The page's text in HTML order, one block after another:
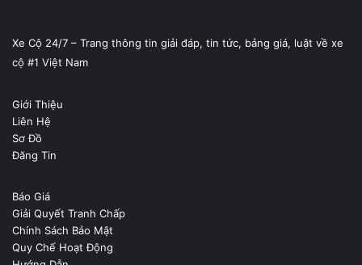
Xe Cộ 24/7 – Trang thông tin giải đáp, tin tức, bảng giá, luật về xe
cộ #1 Việt Nam
Giới Thiệu
Liên Hệ
Sơ Đồ
Đăng Tin
Báo Giá
Giải Quyết Tranh Chấp
Chính Sách Bảo Mật
Quy Chế Hoạt Động